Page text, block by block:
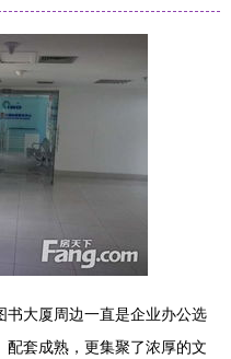
书大厦周边一直是企业办公选
套成熟，更集聚了浓厚的文